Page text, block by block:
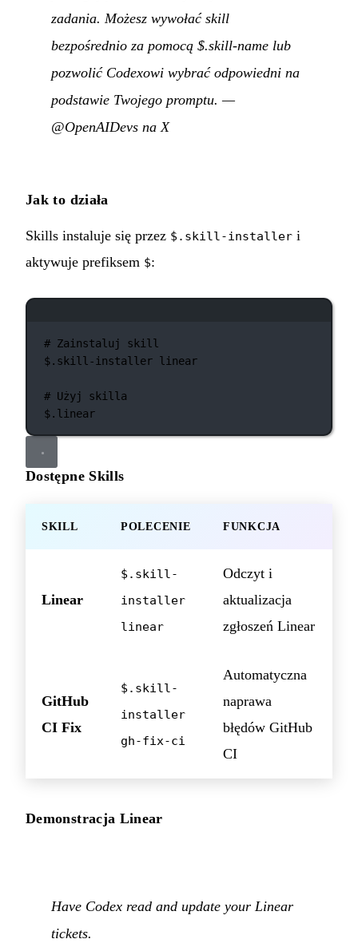
zadania. Możesz wywołać skill
bezpośrednio za pomocą $.skill-name lub
pozwolić Codexowi wybrać odpowiedni na
podstawie Twojego promptu. —
@OpenAIDevs na X
Jak to działa
Skills instaluje się przez $.skill-installer i
aktywuje prefiksem $:
# Zainstaluj skill
$.skill-installer linear
# Użyj skilla
$.linear
Dostępne Skills
SKILL POLECENIE FUNKCJA
Linear
$.skill-
installer
linear
Odczyt i
aktualizacja
zgłoszeń Linear
GitHub
CI Fix
$.skill-
installer
gh-fix-ci
Automatyczna
naprawa
błędów GitHub
CI
Demonstracja Linear
Have Codex read and update your Linear
tickets.